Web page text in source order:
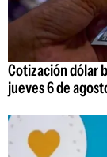
Cotización dólar
jueves 6 de